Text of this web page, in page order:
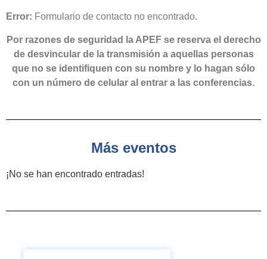
Error: Formulario de contacto no encontrado.
Por razones de seguridad la APEF se reserva el derecho
de desvincular de la transmisión a aquellas personas
que no se identifiquen con su nombre y lo hagan sólo
con un número de celular al entrar a las conferencias.
Más eventos
¡No se han encontrado entradas!